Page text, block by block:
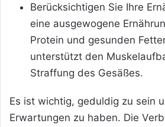
Berücksichtigen Sie Ihre
eine ausgewogene
Protein und gesunden
unterstützt den
Straffung des Gesäßes.
Es ist wichtig, geduldig zu sein
Erwartungen zu haben. Die